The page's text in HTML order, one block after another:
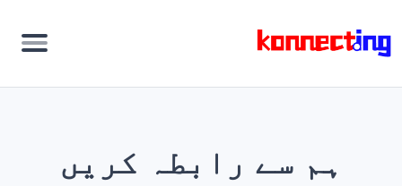
ہم سے رابطہ کریں